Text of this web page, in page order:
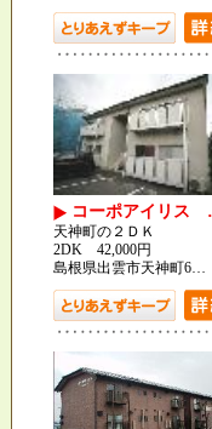
コーポアイリス
天神町の２ＤＫ
2DK 42,000円
島根県出雲市天神町6…